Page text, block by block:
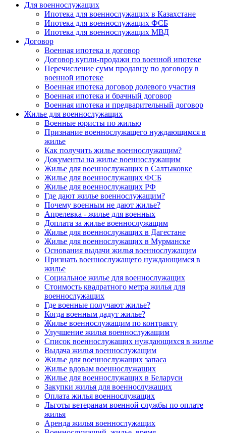
Для военнослужащих
Ипотека для военнослужащих в Казахстане
Ипотека для военнослужащих ФСБ
Ипотека для военнослужащих МВД
Договор
Военная ипотека и договор
Договор купли-продажи по военной ипотеке
Перечисление сумм продавцу по договору в
военной ипотеке
Военная ипотека договор долевого участия
Военная ипотека и брачный договор
Военная ипотека и предварительный договор
Жилье для военнослужащих
Военные юристы по жилью
Признание военнослужащего нуждающимся в
жилье
Как получить жилье военнослужащим?
Документы на жилье военнослужащим
Жилье для военнослужащих в Салтыковке
Жилье для военнослужащих ФСБ
Жилье для военнослужащих РФ
Где дают жилье военнослужащим?
Почему военным не дают жилье?
Апрелевка - жилье для военных
Доплата за жилье военнослужащим
Жилье для военнослужащих в Дагестане
Жилье для военнослужащих в Мурманске
Основания выдачи жилья военнослужащим
Признать военнослужащего нуждающимся в
жилье
Социальное жилье для военнослужащих
Стоимость квадратного метра жилья для
военнослужащих
Где военные получают жилье?
Когда военным дадут жилье?
Жилье военнослужащим по контракту
Улучшение жилья военнослужащим
Список военнослужащих нуждающихся в жилье
Выдача жилья военнослужащим
Жилье для военнослужащих запаса
Жилье вдовам военнослужащих
Жилье для военнослужащих в Беларуси
Закупки жилья для военнослужащих
Оплата жилья военнослужащих
Льготы ветеранам военной службы по оплате
жилья
Аренда жилья военнослужащих